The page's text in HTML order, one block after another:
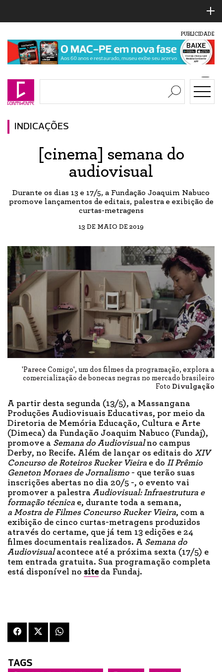
PUBLICIDADE
INDICAÇÕES
[cinema] semana do
audiovisual
Durante os dias 13 e 17/5, a Fundação Joaquim Nabuco
promove lançamentos de editais, palestra e exibição de
curtas-metragens
13 DE MAIO DE 2019
'Parece Comigo', um dos filmes da programação, explora a
comercialização de bonecas negras no mercado brasileiro
Foto Divulgação
A partir desta segunda (13/5), a Massangana
Produções Audiovisuais Educativas, por meio da
Diretoria de Memória Educação, Cultura e Arte
(Dimeca) da Fundação Joaquim Nabuco (Fundaj),
promove a Semana do Audiovisualno campus
Derby, no Recife. Além de lançar os editais do XIV
Concurso de Roteiros Rucker Vieira e do II Prêmio
Geneton Moraes de Jornalismo - que terão suas
inscrições abertas no dia 20/5 -, o evento vai
promover a palestra Audiovisual: Infraestrutura e
formação técnica e, durante toda a semana,
a Mostra de Filmes Concurso Rucker Vieira, com a
exibição de cinco curtas-metragens produzidos
através do certame, que já tem 13 edições e 24
filmes documentais realizados. A Semana do
Audiovisualacontece até a próxima sexta (17/5) e
tem entrada gratuita. Sua programação completa
está disponível no siteda Fundaj.
TAGS